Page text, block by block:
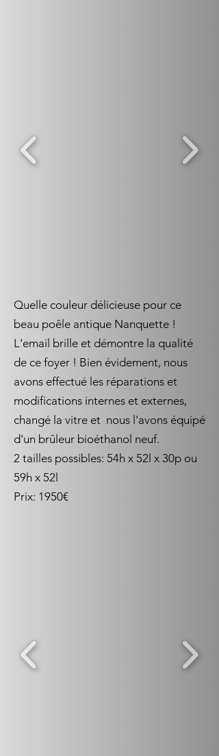
Quelle couleur délicieuse pour ce
beau poêle antique Nanquette !
L'email brille et démontre la qualité
de ce foyer ! Bien évidement, nous
avons effectué les réparations et
modifications internes et externes,
changé la vitre et nous l'avons équipé
d'un brûleur bioéthanol neuf.
2 tailles possibles: 54h x 52l x 30p ou
59h x 52l
Prix: 1950€